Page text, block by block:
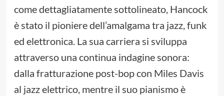
come dettagliatamente sottolineato, Hancock
è stato il pioniere dell’amalgama tra jazz, funk
ed elettronica. La sua carriera si sviluppa
attraverso una continua indagine sonora:
dalla fratturazione post-bop con Miles Davis
al jazz elettrico, mentre il suo pianismo è